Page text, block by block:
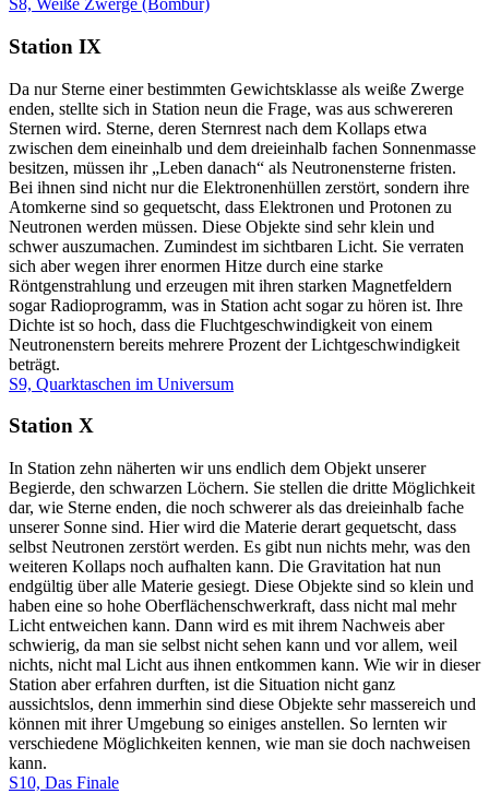
S8, Weiße Zwerge (Bombur)
Station IX
Da nur Sterne einer bestimmten Gewichtsklasse als weiße Zwerge
enden, stellte sich in Station neun die Frage, was aus schwereren
Sternen wird. Sterne, deren Sternrest nach dem Kollaps etwa
zwischen dem eineinhalb und dem dreieinhalb fachen Sonnenmasse
besitzen, müssen ihr „Leben danach“ als Neutronensterne fristen.
Bei ihnen sind nicht nur die Elektronenhüllen zerstört, sondern ihre
Atomkerne sind so gequetscht, dass Elektronen und Protonen zu
Neutronen werden müssen. Diese Objekte sind sehr klein und
schwer auszumachen. Zumindest im sichtbaren Licht. Sie verraten
sich aber wegen ihrer enormen Hitze durch eine starke
Röntgenstrahlung und erzeugen mit ihren starken Magnetfeldern
sogar Radioprogramm, was in Station acht sogar zu hören ist. Ihre
Dichte ist so hoch, dass die Fluchtgeschwindigkeit von einem
Neutronenstern bereits mehrere Prozent der Lichtgeschwindigkeit
beträgt.
S9, Quarktaschen im Universum
Station X
In Station zehn näherten wir uns endlich dem Objekt unserer
Begierde, den schwarzen Löchern. Sie stellen die dritte Möglichkeit
dar, wie Sterne enden, die noch schwerer als das dreieinhalb fache
unserer Sonne sind. Hier wird die Materie derart gequetscht, dass
selbst Neutronen zerstört werden. Es gibt nun nichts mehr, was den
weiteren Kollaps noch aufhalten kann. Die Gravitation hat nun
endgültig über alle Materie gesiegt. Diese Objekte sind so klein und
haben eine so hohe Oberflächenschwerkraft, dass nicht mal mehr
Licht entweichen kann. Dann wird es mit ihrem Nachweis aber
schwierig, da man sie selbst nicht sehen kann und vor allem, weil
nichts, nicht mal Licht aus ihnen entkommen kann. Wie wir in dieser
Station aber erfahren durften, ist die Situation nicht ganz
aussichtslos, denn immerhin sind diese Objekte sehr massereich und
können mit ihrer Umgebung so einiges anstellen. So lernten wir
verschiedene Möglichkeiten kennen, wie man sie doch nachweisen
kann.
S10, Das Finale